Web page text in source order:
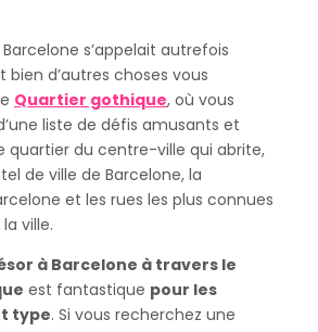
s’appelait autrefois
bien d’autres choses vous
Quartier gothique, où vous
liste de défis amusants et
quartier du centre-ville qui abrite,
de ville de Barcelone, la
et les rues les plus connues
ville.
à Barcelone à travers le
est fantastique pour les
type. Si vous recherchez une